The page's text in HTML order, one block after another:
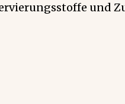
und